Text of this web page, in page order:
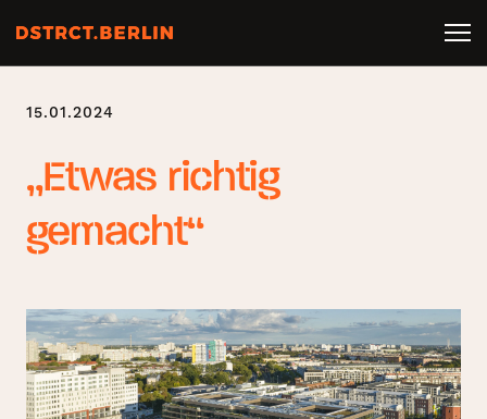
15.01.2024
„Etwas richtig
gemacht“